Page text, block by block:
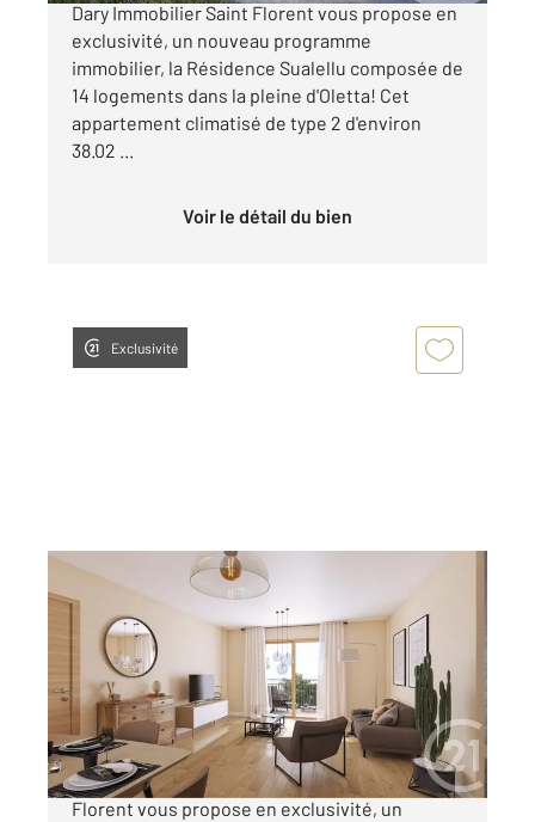
Dary Immobilier Saint Florent vous propose en
exclusivité, un nouveau programme
immobilier, la Résidence Sualellu composée de
14 logements dans la pleine d'Oletta! Cet
appartement climatisé de type 2 d'environ
38.02 ...
Voir le détail du bien
Exclusivité
38,46 m
, 2 pièces
Ref : 769
Appartement T2 à vendre
153 000 €
L'agence Century21 Dary Immobilier Saint
Florent vous propose en exclusivité, un